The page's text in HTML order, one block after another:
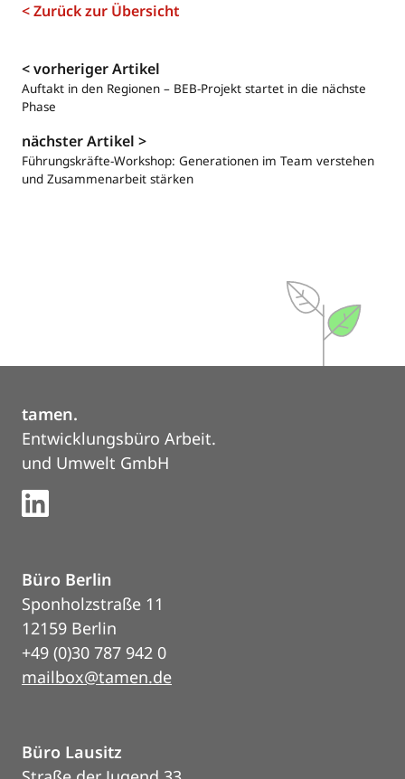
< Zurück zur Übersicht
Navigation
< vorheriger Artikel
Auftakt in den Regionen – BEB-Projekt startet in die nächste
Phase
nächster Artikel >
Führungskräfte-Workshop: Generationen im Team verstehen
und Zusammenarbeit stärken
tamen.
Entwicklungsbüro Arbeit.
und Umwelt GmbH
Büro Berlin
Sponholzstraße 11
12159 Berlin
+49 (0)30 787 942 0
mailbox@tamen.de
Büro Lausitz